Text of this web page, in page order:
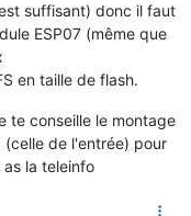
suffisant) donc il faut
ESP07 (même que
en taille de flash.
te conseille le montage
(celle de l'entrée) pour
la teleinfo